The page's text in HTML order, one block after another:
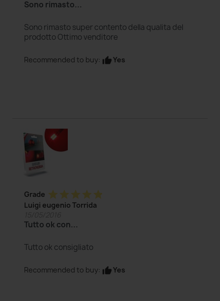
Sono rimasto...
Sono rimasto super contento della qualita del
prodotto Ottimo venditore
Recommended to buy: thumb_upYes
Grade star star star star star
Luigi eugenio Torrida
Tutto ok con...
Tutto ok consigliato
Recommended to buy: thumb_upYes